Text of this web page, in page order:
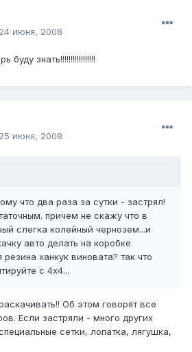
24 июня, 2008
буду знать!!!!!!!!!!!!!!!!!
25 июня, 2008
что два раза за сутки - застрял!
причем не скажу что в
слегка колейный чернозем...и
авто делать на коробке
ханкук виновата? так что
с 4х4...
Об этом говорят все
Если застряли - много других
сетки, лопатка, лягушка,